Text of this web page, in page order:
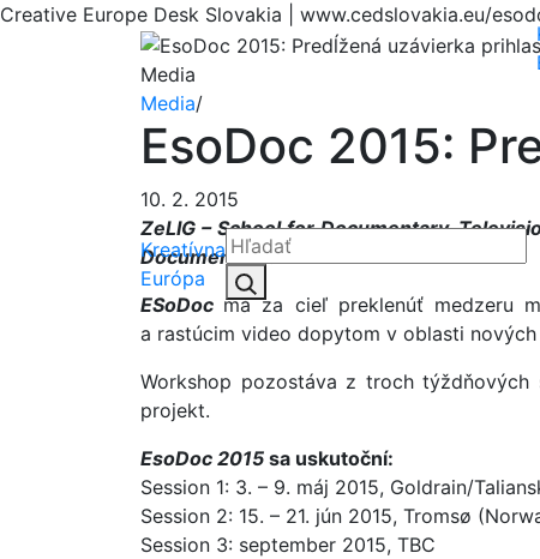
Creative Europe Desk Slovakia | www.cedslovakia.eu/
Kreatívna
Európa
Hľadať:
Media
Media/
EsoDoc 2015:
10. 2. 2015
ZeLIG – School for Documentary,
Documentary.
ESoDoc má za cieľ preklenúť medzeru
a rastúcim video dopytom v oblasti nových
Workshop pozostáva z troch
projekt.
EsoDoc 2015 sa uskutoční:
Session 1: 3. – 9. máj 2015, Goldrain/
Session 2: 15. – 21. jún 2015, Tromsø
Session 3: september 2015, TBC